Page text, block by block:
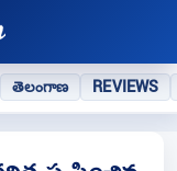
తెలంగాణ REVIEWS